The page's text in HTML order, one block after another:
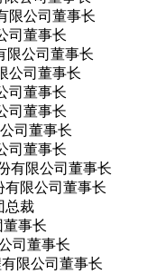
限公司董事长
司董事长
公司董事长
公司董事长
司董事长
司董事长
司董事长
司董事长
限公司董事长
限公司董事长
裁
事长
司董事长
限公司董事长